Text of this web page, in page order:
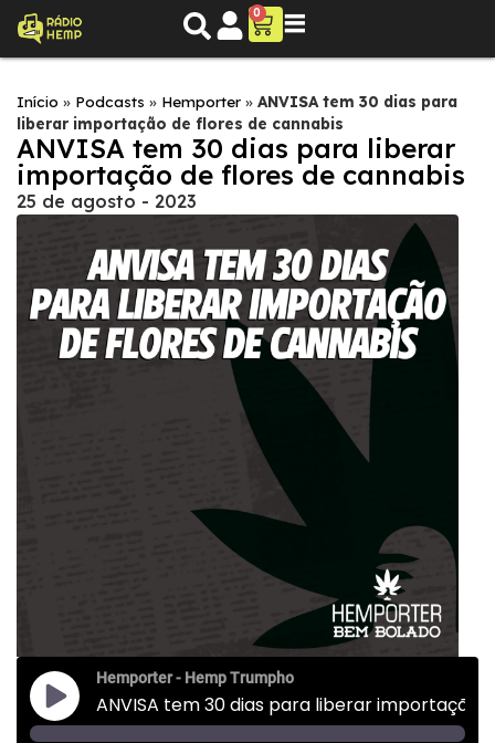
0
Início » Podcasts » Hemporter » ANVISA tem 30 dias para
liberar importação de flores de cannabis
ANVISA tem 30 dias para liberar
importação de flores de cannabis
25 de agosto - 2023
Hemporter - Hemp Trumpho